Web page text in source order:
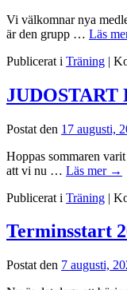
Vi välkomnar nya
är den grupp … Läs
Publicerat i Träning |
Postat den 17 augusti,
Hoppas sommaren
att vi nu … Läs mer →
Publicerat i Träning |
Terminsstart
Postat den 7 augusti,